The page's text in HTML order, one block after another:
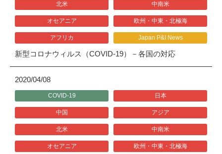
北米 中南米
オセアニア 欧州・中東・北極海
アフリカ Japan P&I News
新型コロナウィルス（COVID-19）－各国の対応
2020/04/08
COVID-19 日本
中国 アジア
北米 中南米
オセアニア 欧州・中東・北極海